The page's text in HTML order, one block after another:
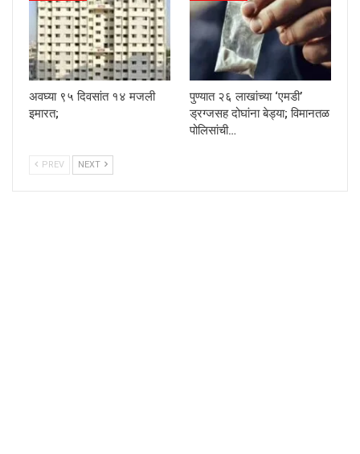
अवघ्या ९५ दिवसांत १४ मजली
इमारत;
पुण्यात २६ लाखांच्या ‘एमडी’
ड्रग्जसह दोघांना बेड्या; विमानतळ
पोलिसांची…
PREV NEXT